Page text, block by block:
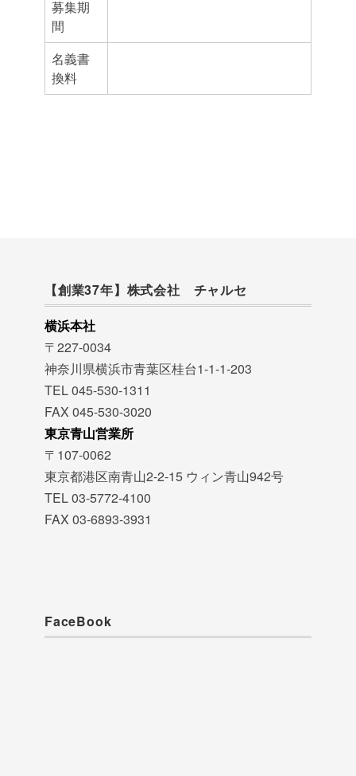
募集期
間
名義書
換料
【創業37年】株式会社 チャルセ
横浜本社
〒227-0034
神奈川県横浜市青葉区桂台1-1-1-203
TEL 045-530-1311
FAX 045-530-3020
東京青山営業所
〒107-0062
東京都港区南青山2-2-15 ウィン青山942号
TEL 03-5772-4100
FAX 03-6893-3931
FaceBook